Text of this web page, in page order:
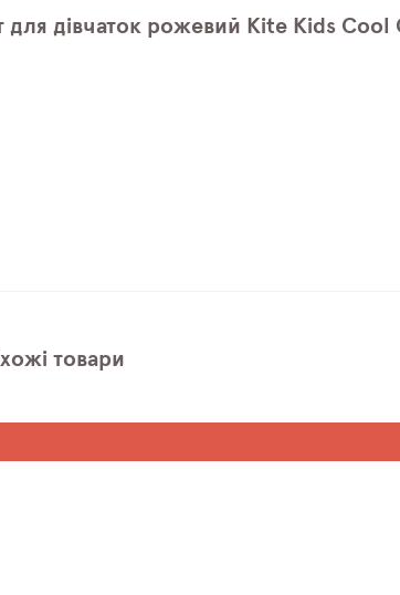
дівчаток рожевий Kite Kids Cool
товари